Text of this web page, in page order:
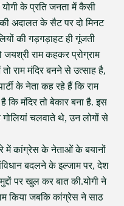
योगी के प्रति जनता में कैसी
अदालत के सैट पर दो मिनट
की गड़गड़ाहट ही गूंजती
जयश्री राम कहकर प्रोग्राम
राम मंदिर बनने से उत्साह है,
के नेता कह रहे हैं कि राम
कि मंदिर तो बेकार बना है. इस
गोलियां चलवाते थे, उन लोगों से
में कांग्रेस के नेताओं के बयानों
बदलने के इल्जाम पर, देश
पर खुल कर बात की.योगी ने
किया जबकि कांग्रेस ने साठ